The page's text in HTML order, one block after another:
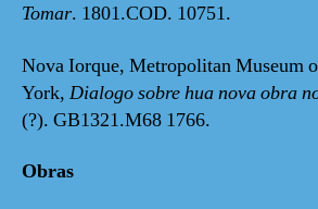
Tomar. 1801.COD. 10751.
Nova Iorque, Metropolitan Museum
York, Dialogo sobre hua nova obra
(?). GB1321.M68 1766.
Obras